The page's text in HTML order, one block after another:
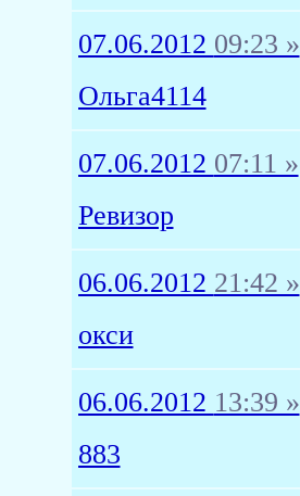
07.06.2012 09:23 »
Ольга4114
07.06.2012 07:11 »
Ревизор
06.06.2012 21:42 »
окси
06.06.2012 13:39 »
883